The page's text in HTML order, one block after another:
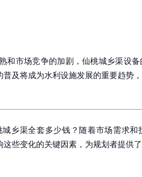
和市场竞争的加剧，仙桃城乡渠设
及将成为水利设施发展的重要趋势
城乡渠全套多少钱？随着市场需求
些变化的关键因素，为规划者提供